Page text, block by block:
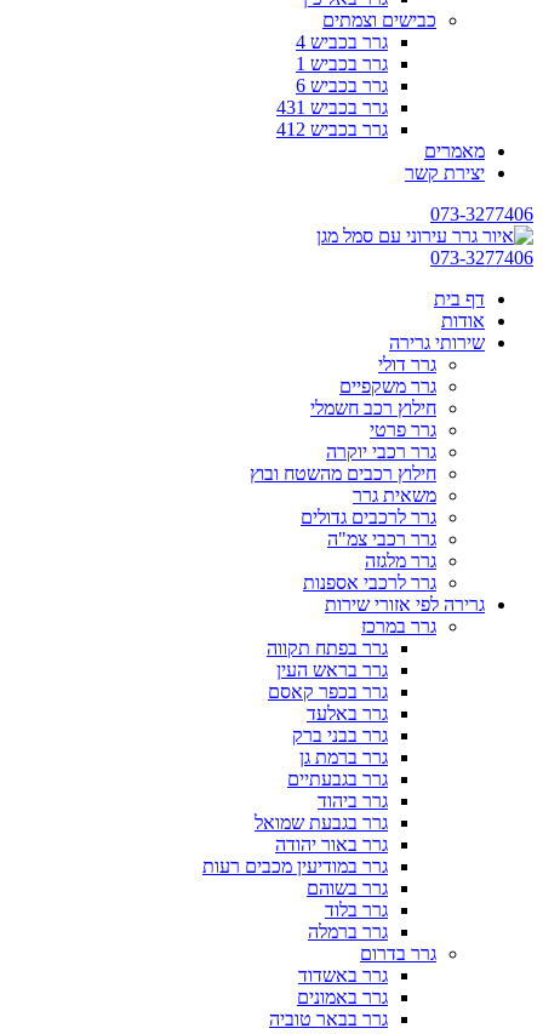
כבישים וצמתים
גרר בכביש 4
גרר בכביש 1
גרר בכביש 6
גרר בכביש 431
גרר בכביש 412
מאמרים
יצירת קשר
073-3277406
073-3277406
דף בית
אודות
שירותי גרירה
גרר דולי
גרר משקפיים
חילוץ רכב חשמלי
גרר פרטי
גרר רכבי יוקרה
חילוץ רכבים מהשטח ובוץ
משאית גרר
גרר לרכבים גדולים
גרר רכבי צמ"ה
גרר מלגזה
גרר לרכבי אספנות
גרירה לפי אזורי שירות
גרר במרכז
גרר בפתח תקווה
גרר בראש העין
גרר בכפר קאסם
גרר באלעד
גרר בבני ברק
גרר ברמת גן
גרר בגבעתיים
גרר ביהוד
גרר בגבעת שמואל
גרר באור יהודה
גרר במודיעין מכבים רעות
גרר בשוהם
גרר בלוד
גרר ברמלה
גרר בדרום
גרר באשדוד
גרר באמונים
גרר בבאר טוביה